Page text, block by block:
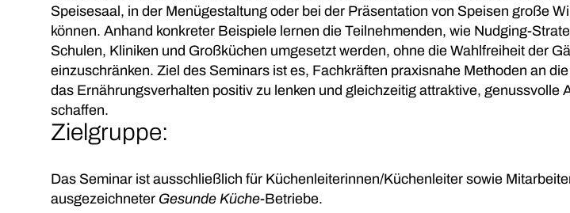
Speisesaal, in der Menügestaltung oder bei der Präsentation von Speisen große
können. Anhand konkreter Beispiele lernen die Teilnehmenden, wie Nudging-
Schulen, Kliniken und Großküchen umgesetzt werden, ohne die Wahlfreiheit der
einzuschränken. Ziel des Seminars ist es, Fachkräften praxisnahe Methoden an
das Ernährungsverhalten positiv zu lenken und gleichzeitig attraktive, genussvolle
schaffen.
Zielgruppe:
Das Seminar ist ausschließlich für Küchenleiterinnen/Küchenleiter sowie
ausgezeichneter Gesunde Küche-Betriebe.